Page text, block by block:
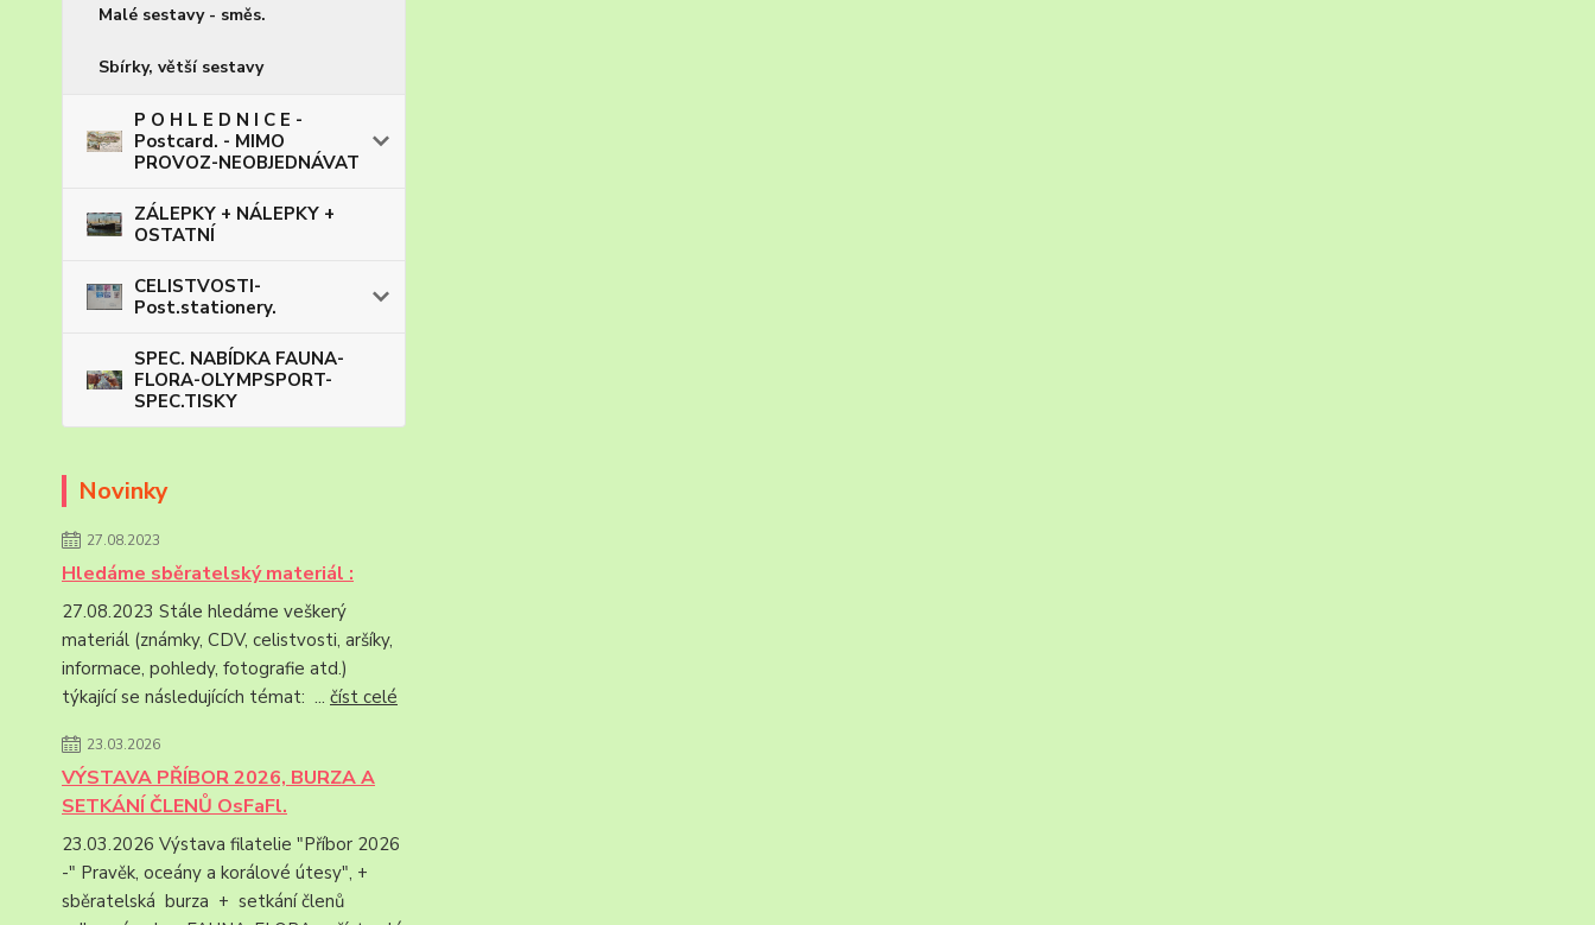
Malé sestavy - směs.
Sbírky, větší sestavy
P O H L E D N I C E -
Postcard. - MIMO
PROVOZ-NEOBJEDNÁVAT
ZÁLEPKY + NÁLEPKY +
OSTATNÍ
CELISTVOSTI-
Post.stationery.
SPEC. NABÍDKA FAUNA-
FLORA-OLYMPSPORT-
SPEC.TISKY
Novinky
27.08.2023
Hledáme sběratelský materiál :
27.08.2023 Stále hledáme veškerý
materiál (známky, CDV, celistvosti, aršíky,
informace, pohledy, fotografie atd.)
týkající se následujících témat: ... číst celé
23.03.2026
VÝSTAVA PŘÍBOR 2026, BURZA A
SETKÁNÍ ČLENŮ OsFaFl.
23.03.2026 Výstava filatelie "Příbor 2026
-" Pravěk, oceány a korálové útesy", +
sběratelská burza + setkání členů